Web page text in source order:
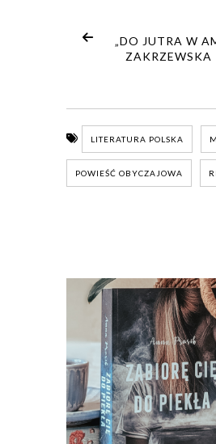
„DO JUTRA W
LITERATURA POLSKA
POWIEŚĆ OBYCZAJOWA